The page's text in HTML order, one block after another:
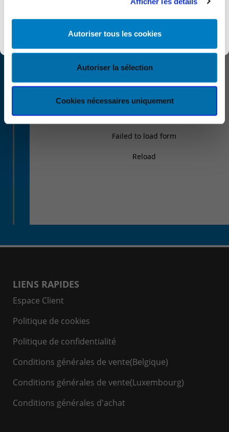
Autoriser tous les cookies
Autoriser la sélection
Cookies nécessaires uniquement
Découvrir KEYES
Failed to load form
Reload
LIENS RAPIDES
Espace Client
Politique de cookies
Politique de confidentialité
Conditions générales de vente(Belgique)
Conditions générales de vente(Luxembourg)
Conditions générales d'achat